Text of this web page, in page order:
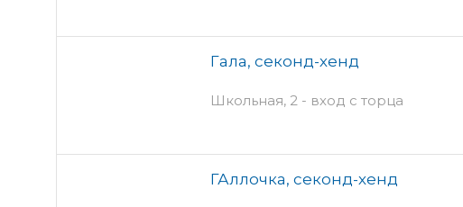
Гала, секонд-хенд
Школьная, 2 - вход с торца
ГАллочка, секонд-хенд